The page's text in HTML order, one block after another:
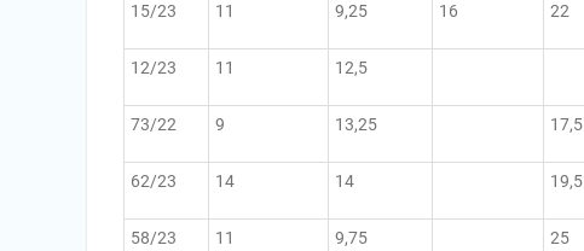
15/23 11 9,25 16 22
12/23 11 12,5
73/22 9 13,25 17,5
62/23 14 14 19,5
58/23 11 9,75 25